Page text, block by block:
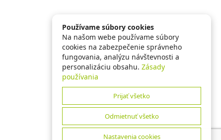
Používame súbory cookies
Na našom webe používame súbory
cookies na zabezpečenie správneho
fungovania, analýzu návštevnosti a
personalizáciu obsahu. Zásady
používania
Prijať všetko
Odmietnuť všetko
Nastavenia cookies